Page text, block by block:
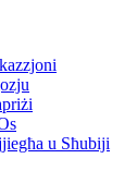
u Sħubiji